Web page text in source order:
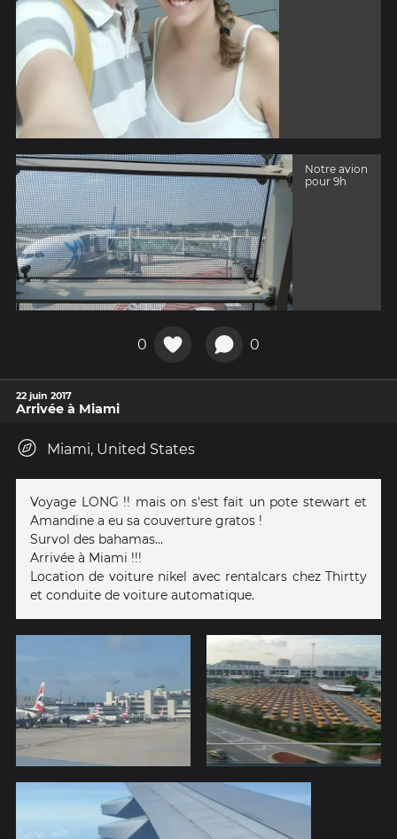
Notre avion
pour 9h
0 0
22 juin 2017
Arrivée à Miami
Miami, United States
Voyage LONG !! mais on s'est fait un pote stewart et
Amandine a eu sa couverture gratos !
Survol des bahamas...
Arrivée à Miami !!!
Location de voiture nikel avec rentalcars chez Thirtty
et conduite de voiture automatique.